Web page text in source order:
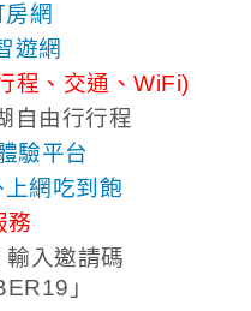
網
遊網
程、交通、WiFi)
自由行行程
驗平台
網吃到飽
務
入邀請碼
」